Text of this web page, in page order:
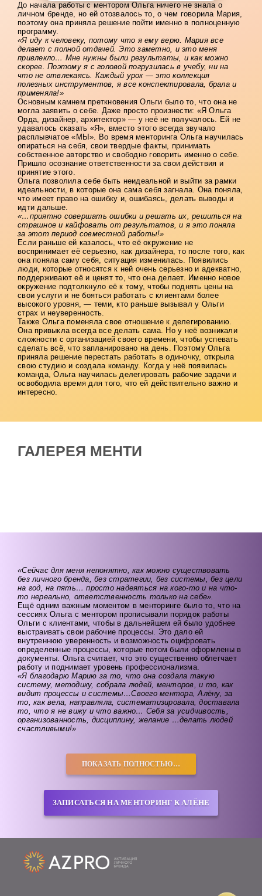
До начала работы с ментором Ольга ничего не знала о
личном бренде, но ей отозвалось то, о чем говорила Мария,
поэтому она приняла решение пойти именно в полноценную
программу.
«Я иду к человеку, потому что я ему верю. Мария все
делает с полной отдачей. Это заметно, и это меня
привлекло… Мне нужны были результаты, и как можно
скорее. Поэтому я с головой погрузилась в учебу, ни на
что не отвлекаясь. Каждый урок — это коллекция
полезных инструментов, я все конспектировала, брала и
применяла!»
Основным камнем преткновения Ольги было то, что она не
могла заявить о себе. Даже просто произнести: «Я Ольга
Орда, дизайнер, архитектор» — у неё не получалось. Ей не
удавалось сказать «Я», вместо этого всегда звучало
расплывчатое «МЫ». Во время менторинга Ольга научилась
опираться на себя, свои твердые факты, принимать
собственное авторство и свободно говорить именно о себе.
Пришло осознание ответственности за свои действия и
принятие этого.
Ольга позволила себе быть неидеальной и выйти за рамки
идеальности, в которые она сама себя загнала. Она поняла,
что имеет право на ошибку и, ошибаясь, делать выводы и
идти дальше.
«…приятно совершать ошибки и решать их, решиться на
страшное и кайфовать от результатов, и я это поняла
за этот период совместной работы!»
Если раньше ей казалось, что её окружение не
воспринимает её серьезно, как дизайнера, то после того, как
она поняла саму себя, ситуация изменилась. Появились
люди, которые относятся к ней очень серьезно и адекватно,
поддерживают её и ценят то, что она делает. Именно новое
окружение подтолкнуло её к тому, чтобы поднять цены на
свои услуги и не бояться работать с клиентами более
высокого уровня, — теми, кто раньше вызывал у Ольги
страх и неуверенность.
Также Ольга поменяла свое отношение к делегированию.
Она привыкла всегда все делать сама. Но у неё возникали
сложности с организацией своего времени, чтобы успевать
сделать всё, что запланировано на день. Поэтому Ольга
приняла решение перестать работать в одиночку, открыла
свою студию и создала команду. Когда у неё появилась
команда, Ольга научилась делегировать рабочие задачи и
освободила время для того, что ей действительно важно и
интересно.
ГАЛЕРЕЯ МЕНТИ
«Сейчас для меня непонятно, как можно существовать
без личного бренда, без стратегии, без системы, без цели
на год, на пять… просто надеяться на кого-то и на что-
то нереально, ответственность только на себе».
Ещё одним важным моментом в менторинге было то, что на
сессиях Ольга с ментором прописывали порядок работы
Ольги с клиентами, чтобы в дальнейшем ей было удобнее
выстраивать свои рабочие процессы. Это дало ей
внутреннюю уверенность и возможность оцифровать
определенные процессы, которые потом были оформлены в
документы. Ольга считает, что это существенно облегчает
работу и поднимает уровень профессионализма.
«Я благодарю Марию за то, что она создала такую
систему, методику, собрала людей, менторов, и то, как
видит процессы и системы…Своего ментора, Алёну, за
то, как вела, направляла, систематизировала, доставала
то, что я не вижу и что важно… Себя за усидчивость,
организованность, дисциплину, желание …делать людей
счастливыми!»
ПОКАЗАТЬ ПОЛНОСТЬЮ…
ЗАПИСАТЬСЯ НА МЕНТОРИНГ К АЛЁНЕ